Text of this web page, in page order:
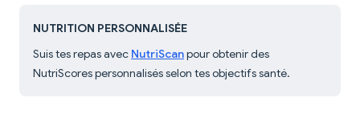
NUTRITION PERSONNALISÉE
Suis tes repas avec NutriScanpour obtenir des
NutriScores personnalisés selon tes objectifs santé.